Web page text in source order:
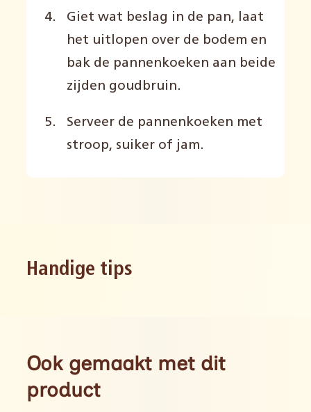
Giet wat beslag in de pan, laat
het uitlopen over de bodem en
bak de pannenkoeken aan beide
zijden goudbruin.
Serveer de pannenkoeken met
stroop, suiker of jam.
Handige tips
Ook gemaakt met dit
product